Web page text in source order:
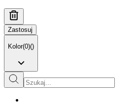
Zastosuj
Kolor(0)()